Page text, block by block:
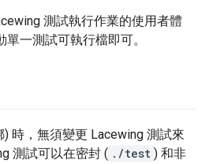
測試執行作業的使用者體
一測試可執行檔即可。
時，無須變更 Lacewing 測試來
測試可以在密封 ( ./test ) 和非